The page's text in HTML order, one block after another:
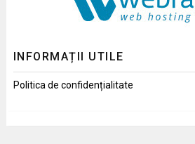
INFORMAȚII UTILE
Politica de confidențialitate